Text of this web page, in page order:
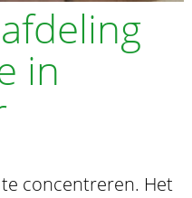
in
concentreren. Het